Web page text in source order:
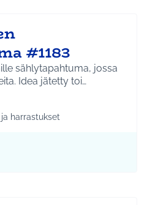
#1183
sählytapahtuma, jossa
voisi tavata uusia kavereita. Idea jätetty toi…
Koko Tuusula
teeman mukaan: Liikunta ja
ja harrastukset